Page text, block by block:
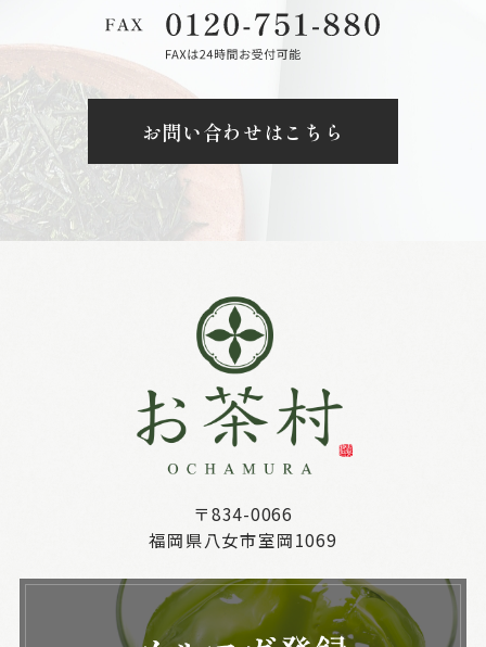
お問い合わせはこちら
〒834-0066
福岡県八女市室岡1069